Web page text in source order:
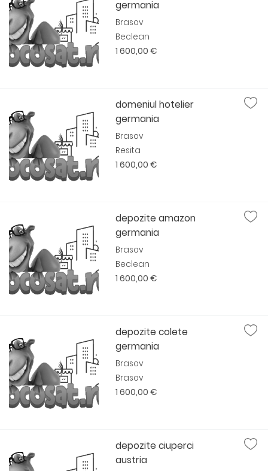
germania
Brasov
Beclean
1 600,00 €
domeniul hotelier
germania
Brasov
Resita
1 600,00 €
depozite amazon
germania
Brasov
Beclean
1 600,00 €
depozite colete
germania
Brasov
Brasov
1 600,00 €
depozite ciuperci
austria